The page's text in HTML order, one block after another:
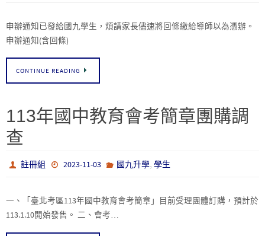
申辦通知已發給國九學生，煩請家長儘速將回條繳給導師以為憑辦。
申辦通知(含回條)
CONTINUE READING
113年國中教育會考簡章團購調
查
註冊組 2023-11-03 國九升學, 學生
一、「臺北考區113年國中教育會考簡章」目前受理團體訂購，預計於
113.1.10開始發售。 二、會考…